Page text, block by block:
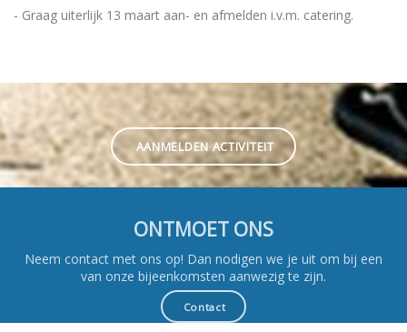
- Graag uiterlijk 13 maart aan- en afmelden i.v.m. catering.
AANMELDEN ACTIVITEIT
ONTMOET ONS
Neem contact met ons op! Dan nodigen we je uit om bij een
van onze bijeenkomsten aanwezig te zijn.
Contact